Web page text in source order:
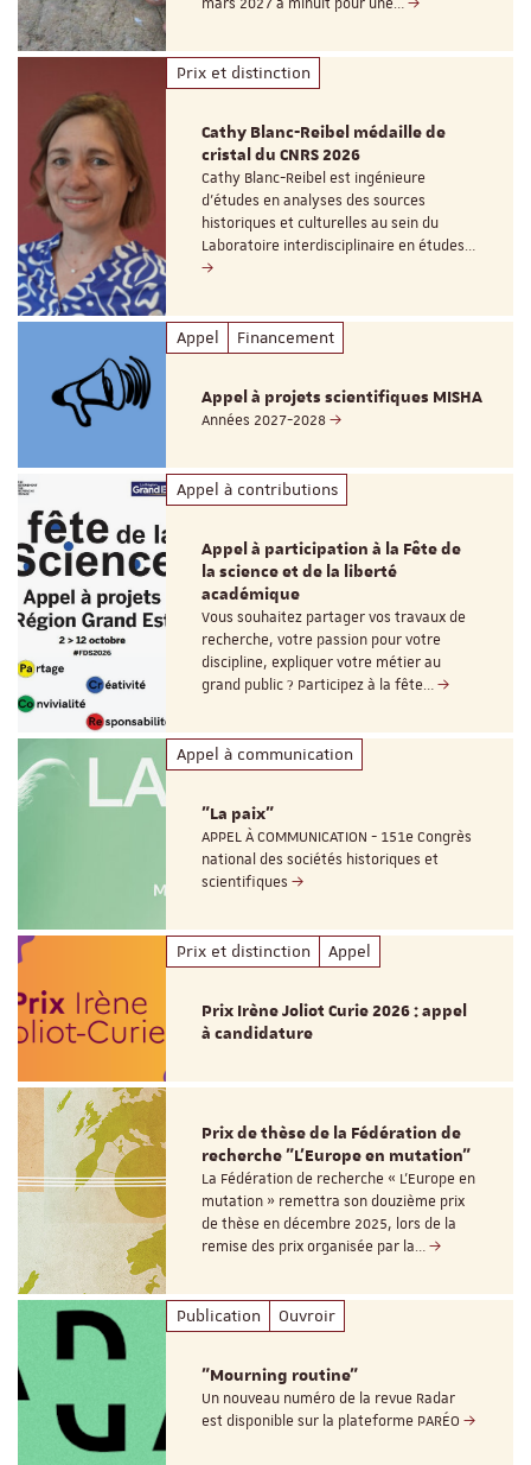
Prix et distinction
Cathy Blanc-Reibel médaille de
cristal du CNRS 2026
Cathy Blanc-Reibel est ingénieure
d’études en analyses des sources
historiques et culturelles au sein du
Laboratoire interdisciplinaire en études…
Appel Financement
Appel à projets scientifiques MISHA
Années 2027-2028
Appel à contributions
Appel à participation à la Fête de
la science et de la liberté
académique
Vous souhaitez partager vos travaux de
recherche, votre passion pour votre
discipline, expliquer votre métier au
grand public ? Participez à la fête…
Appel à communication
"La paix"
APPEL À COMMUNICATION - 151e Congrès
national des sociétés historiques et
scientifiques
Prix et distinction Appel
Prix Irène Joliot Curie 2026 : appel
à candidature
Prix de thèse de la Fédération de
recherche "L’Europe en mutation"
La Fédération de recherche « L’Europe en
mutation » remettra son douzième prix
de thèse en décembre 2025, lors de la
remise des prix organisée par la…
Publication Ouvroir
"Mourning routine"
Un nouveau numéro de la revue Radar
est disponible sur la plateforme PARÉO